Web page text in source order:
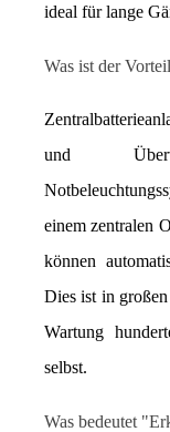
ideal für lange
Was ist der
und
einem zentralen
können
Dies ist in
Wartung
selbst.
Was bedeutet